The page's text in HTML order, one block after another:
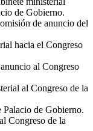
de Gobierno.
de anuncio del
hacia el Congreso
al Congreso
al Congreso de la
de Gobierno.
Congreso de la